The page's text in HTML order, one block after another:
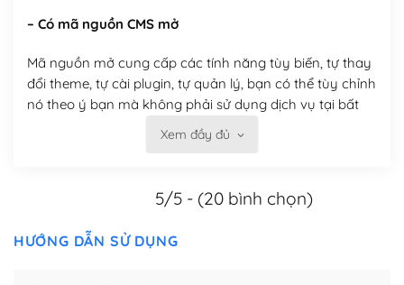
– Có mã nguồn CMS mở
Mã nguồn mở cung cấp các tính năng tùy biến, tự thay
đổi theme, tự cài plugin, tự quản lý, bạn có thể tùy chỉnh
nó theo ý bạn mà không phải sử dụng dịch vụ tại bất
Xem đầy đủ
5/5 - (20 bình chọn)
HƯỚNG DẪN SỬ DỤNG